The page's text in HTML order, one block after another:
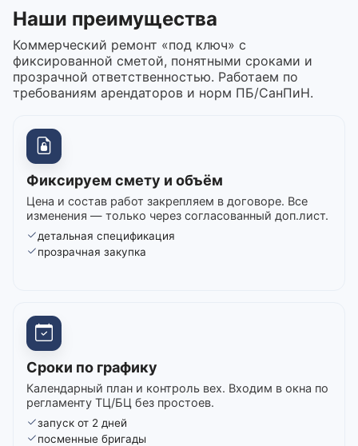
Наши преимущества
Коммерческий ремонт «под ключ» с
фиксированной сметой, понятными сроками и
прозрачной ответственностью. Работаем по
требованиям арендаторов и норм ПБ/СанПиН.
Фиксируем смету и объём
Цена и состав работ закрепляем в договоре. Все
изменения — только через согласованный доп.лист.
детальная спецификация
прозрачная закупка
Сроки по графику
Календарный план и контроль вех. Входим в окна по
регламенту ТЦ/БЦ без простоев.
запуск от 2 дней
посменные бригады